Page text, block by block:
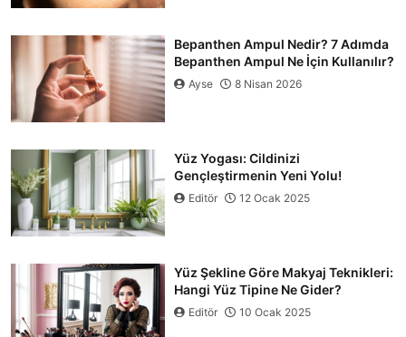
Bepanthen Ampul Nedir? 7 Adımda
Bepanthen Ampul Ne İçin Kullanılır?
Ayse 8 Nisan 2026
Yüz Yogası: Cildinizi
Gençleştirmenin Yeni Yolu!
Editör 12 Ocak 2025
Yüz Şekline Göre Makyaj Teknikleri:
Hangi Yüz Tipine Ne Gider?
Editör 10 Ocak 2025